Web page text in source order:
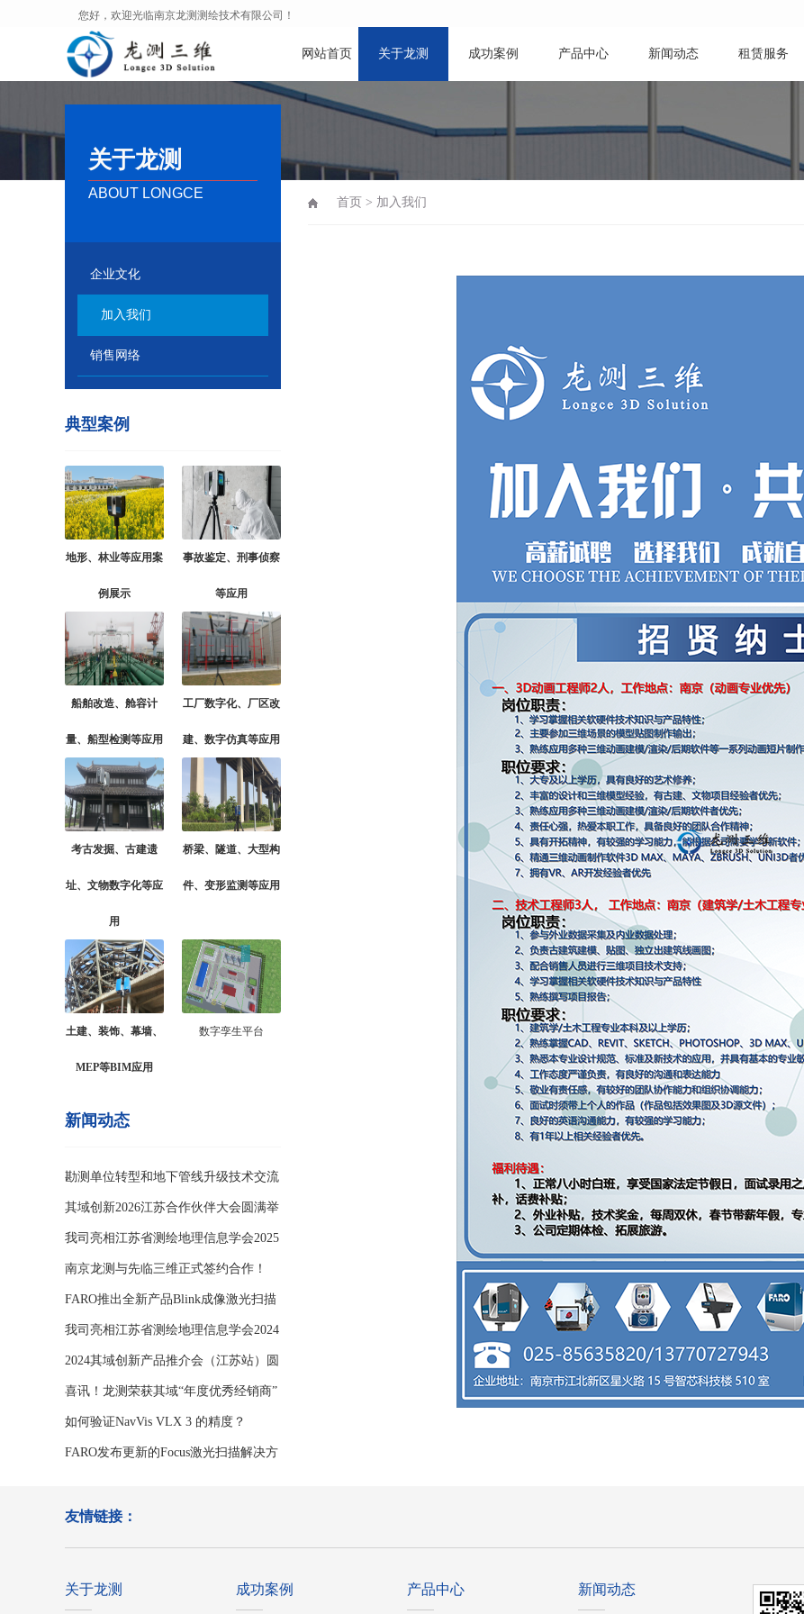
您好，欢迎光临南京龙测测绘技术有限公司！
网站首页 关于龙测 成功案例 产品中心 新闻动态 租赁服务
关于龙测
ABOUT LONGCE
企业文化
加入我们
销售网络
典型案例
地形、林业等应用案
例展示
事故鉴定、刑事侦察
等应用
船舶改造、舱容计
量、船型检测等应用
工厂数字化、厂区改
建、数字仿真等应用
考古发掘、古建遗
址、文物数字化等应
用
桥梁、隧道、大型构
件、变形监测等应用
土建、装饰、幕墙、
MEP等BIM应用
数字孪生平台
新闻动态
勘测单位转型和地下管线升级技术交流
会
其域创新2026江苏合作伙伴大会圆满举
办
我司亮相江苏省测绘地理信息学会2025
年学
南京龙测与先临三维正式签约合作！
FARO推出全新产品Blink成像激光扫描
仪
我司亮相江苏省测绘地理信息学会2024
年学
2024其域创新产品推介会（江苏站）圆
满举
喜讯！龙测荣获其域“年度优秀经销商”
如何验证NavVis VLX 3 的精度？
FARO发布更新的Focus激光扫描解决方
首页 > 加入我们
友情链接：
关于龙测 成功案例 产品中心 新闻动态